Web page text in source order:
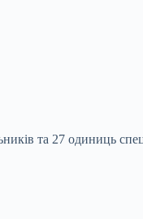
та 27 одиниць